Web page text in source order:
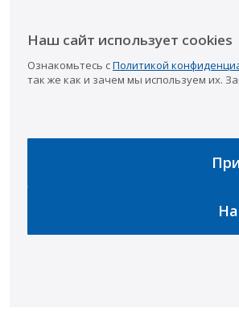
Наш сайт использует cookies
Ознакомьтесь сПолитикой
так же как и зачем мы используем их.